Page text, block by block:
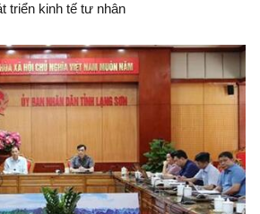
triển kinh tế tư nhân